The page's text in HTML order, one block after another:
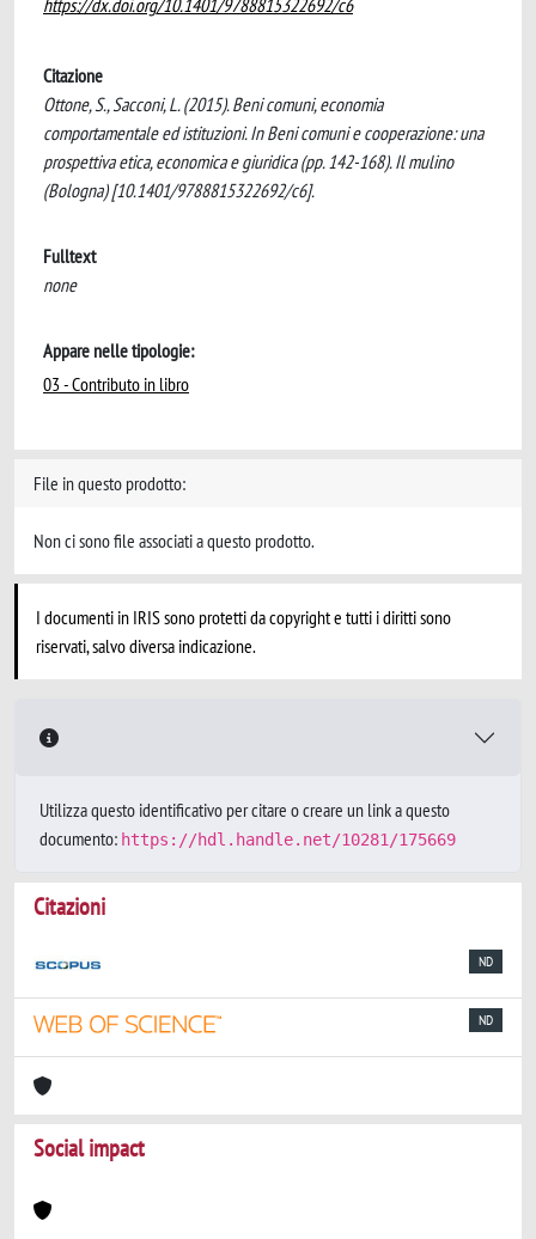
https://dx.doi.org/10.1401/9788815322692/c6
Citazione
Ottone, S., Sacconi, L. (2015). Beni comuni, economia
comportamentale ed istituzioni. In Beni comuni e cooperazione: una
prospettiva etica, economica e giuridica (pp. 142-168). Il mulino
(Bologna) [10.1401/9788815322692/c6].
Fulltext
none
Appare nelle tipologie:
03 - Contributo in libro
File in questo prodotto:
Non ci sono file associati a questo prodotto.
I documenti in IRIS sono protetti da copyright e tutti i diritti sono
riservati, salvo diversa indicazione.
Utilizza questo identificativo per citare o creare un link a questo
documento: https://hdl.handle.net/10281/175669
Citazioni
ND
ND
Social impact